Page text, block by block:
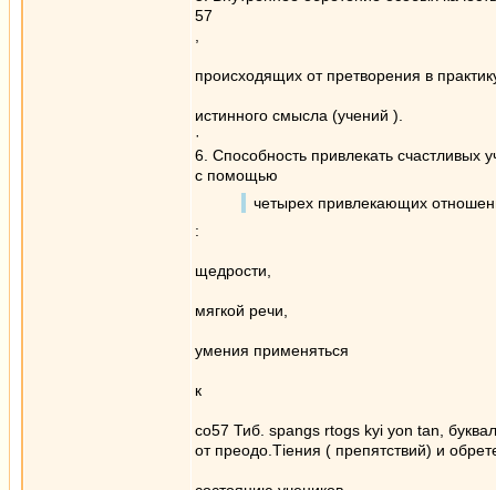
57
происходящих от претворения в
истинного смысла (учений ).
·
6. Способность привлекать счастливых
с помощью
четырех привлекающих
:
щедрости,
мягкой речи,
умения применяться
к
со57 Тиб. spangs rtogs kyi yon tan,
от преодо.Тiения ( препятствий) и